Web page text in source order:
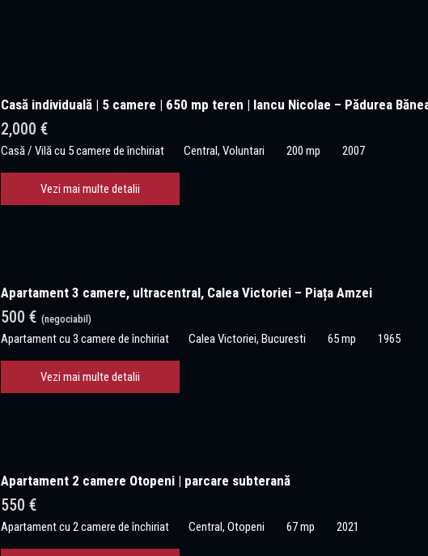
Casă individuală | 5 camere | 650 mp teren | Iancu Nicolae – Pădurea
2,000 €
Casă / Vilă cu 5 camere de închiriat Central, Voluntari 200 mp 2007
Vezi mai multe detalii
Apartament 3 camere, ultracentral, Calea Victoriei – Piața Amzei
500 € (negociabil)
Apartament cu 3 camere de închiriat Calea Victoriei, Bucuresti 65 mp 1965
Vezi mai multe detalii
Apartament 2 camere Otopeni | parcare subterană
550 €
Apartament cu 2 camere de închiriat Central, Otopeni 67 mp 2021